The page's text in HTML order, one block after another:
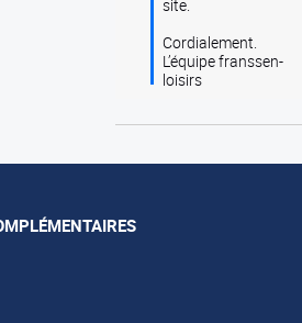
site.
Cordialement.
L’équipe franssen-
loisirs